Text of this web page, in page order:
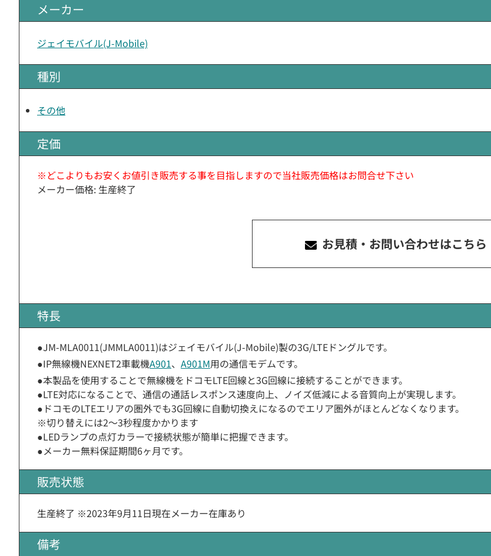
メーカー
ジェイモバイル(J-Mobile)
種別
その他
定価
※どこよりもお安くお値引き販売する事を目指しますので当社販売価格はお問合せ下さい
メーカー価格: 生産終了
お見積・お問い合わせはこちら
特長
●JM-MLA0011(JMMLA0011)はジェイモバイル(J-Mobile)製の3G/LTEドングルです。
●IP無線機NEXNET2車載機A901、 A901M用の通信モデムです。
●本製品を使用することで無線機をドコモLTE回線と3G回線に接続することができます。
●LTE対応になることで、通信の通話レスポンス速度向上、ノイズ低減による音質向上が実現します。
●ドコモのLTEエリアの圏外でも3G回線に自動切換えになるのでエリア圏外がほとんどなくなります。
※切り替えには2〜3秒程度かかります
●LEDランプの点灯カラーで接続状態が簡単に把握できます。
●メーカー無料保証期間6ヶ月です。
販売状態
生産終了 ※2023年9月11日現在メーカー在庫あり
備考